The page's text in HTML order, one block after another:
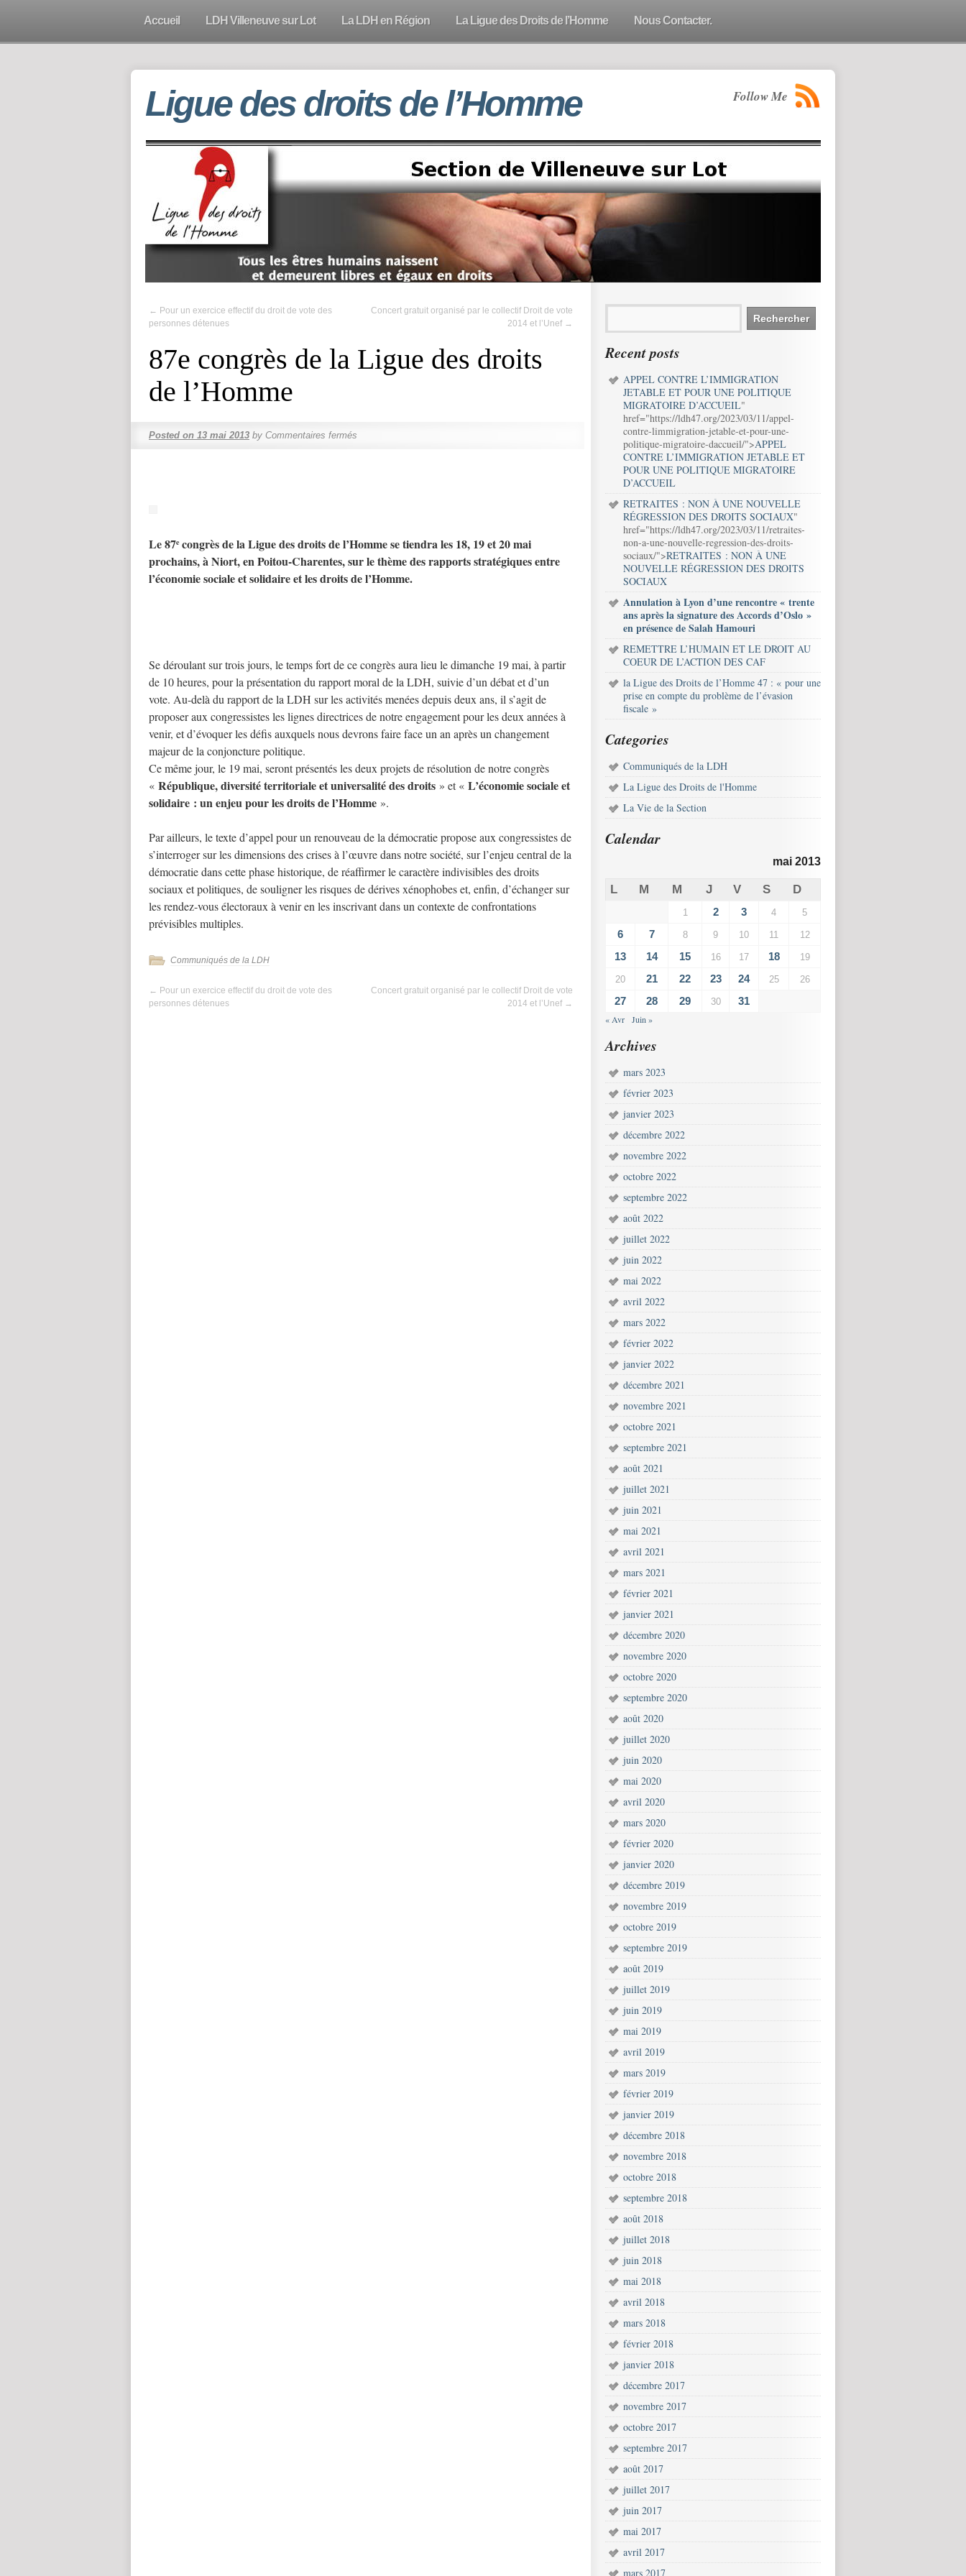
Accueil LDH Villeneuve sur Lot La LDH en Région La Ligue des Droits de l’Homme Nous Contacter.
Ligue des droits de l’Homme Follow Me
← Pour un exercice effectif du droit de vote des
personnes détenues
Concert gratuit organisé par le collectif Droit de vote
2014 et l’Unef →
87e congrès de la Ligue des droits
de l’Homme
Posted on 13 mai 2013 by Commentaires fermés
Le 87e congrès de la Ligue des droits de l’Homme se tiendra les 18, 19 et 20 mai
prochains, à Niort, en Poitou-Charentes, sur le thème desrapports stratégiques entre
l’économie sociale et solidaire et les droits de l’Homme.
Se déroulant sur trois jours, le temps fort de ce congrès aura lieu le dimanche 19 mai, à partir
de 10 heures, pour la présentation du rapport moral de la LDH, suivie d’un débat et d’un
vote. Au-delà du rapport de la LDH sur les activités menées depuis deux ans, il s’agit de
proposer aux congressistes les lignes directrices de notre engagement pour les deux années à
venir, et d’évoquer les défis auxquels nous devrons faire face un an après un changement
majeur de la conjoncture politique.
Ce même jour, le 19 mai, seront présentés les deux projets de résolution de notre congrès
« République, diversité territoriale et universalité des droits » et « L’économie sociale et
solidaire : un enjeu pour les droits de l’Homme ».
Par ailleurs, le texte d’appel pour un renouveau de la démocratie propose aux congressistes de
s’interroger sur les dimensions des crises à l’œuvre dans notre société, sur l’enjeu central de la
démocratie dans cette phase historique, de réaffirmer le caractère indivisibles des droits
sociaux et politiques, de souligner les risques de dérives xénophobes et, enfin, d’échanger sur
les rendez-vous électoraux à venir en les inscrivant dans un contexte de confrontations
prévisibles multiples.
Communiqués de la LDH
← Pour un exercice effectif du droit de vote des
personnes détenues
Concert gratuit organisé par le collectif Droit de vote
2014 et l’Unef →
Recent posts
APPEL CONTRE L’IMMIGRATION
JETABLE ET POUR UNE POLITIQUE
MIGRATOIRE D’ACCUEIL"
href="https://ldh47.org/2023/03/11/appel-
contre-limmigration-jetable-et-pour-une-
politique-migratoire-daccueil/">APPEL
CONTRE L’IMMIGRATION JETABLE ET
POUR UNE POLITIQUE MIGRATOIRE
D’ACCUEIL
RETRAITES : NON À UNE NOUVELLE
RÉGRESSION DES DROITS SOCIAUX"
href="https://ldh47.org/2023/03/11/retraites-
non-a-une-nouvelle-regression-des-droits-
sociaux/">RETRAITES : NON À UNE
NOUVELLE RÉGRESSION DES DROITS
SOCIAUX
Annulation à Lyon d’une rencontre « trente
ans après la signature des Accords d’Oslo »
en présence de Salah Hamouri
REMETTRE L’HUMAIN ET LE DROIT AU
COEUR DE L’ACTION DES CAF
la Ligue des Droits de l’Homme 47 : « pour une
prise en compte du problème de l’évasion
fiscale »
Categories
Communiqués de la LDH
La Ligue des Droits de l'Homme
La Vie de la Section
Calendar
mai 2013
L M M J V S D
1 2 3 4 5
6 7 8 9 10 11 12
13 14 15 16 17 18 19
20 21 22 23 24 25 26
27 28 29 30 31
« Avr Juin »
Archives
mars 2023
février 2023
janvier 2023
décembre 2022
novembre 2022
octobre 2022
septembre 2022
août 2022
juillet 2022
juin 2022
mai 2022
avril 2022
mars 2022
février 2022
janvier 2022
décembre 2021
novembre 2021
octobre 2021
septembre 2021
août 2021
juillet 2021
juin 2021
mai 2021
avril 2021
mars 2021
février 2021
janvier 2021
décembre 2020
novembre 2020
octobre 2020
septembre 2020
août 2020
juillet 2020
juin 2020
mai 2020
avril 2020
mars 2020
février 2020
janvier 2020
décembre 2019
novembre 2019
octobre 2019
septembre 2019
août 2019
juillet 2019
juin 2019
mai 2019
avril 2019
mars 2019
février 2019
janvier 2019
décembre 2018
novembre 2018
octobre 2018
septembre 2018
août 2018
juillet 2018
juin 2018
mai 2018
avril 2018
mars 2018
février 2018
janvier 2018
décembre 2017
novembre 2017
octobre 2017
septembre 2017
août 2017
juillet 2017
juin 2017
mai 2017
avril 2017
mars 2017